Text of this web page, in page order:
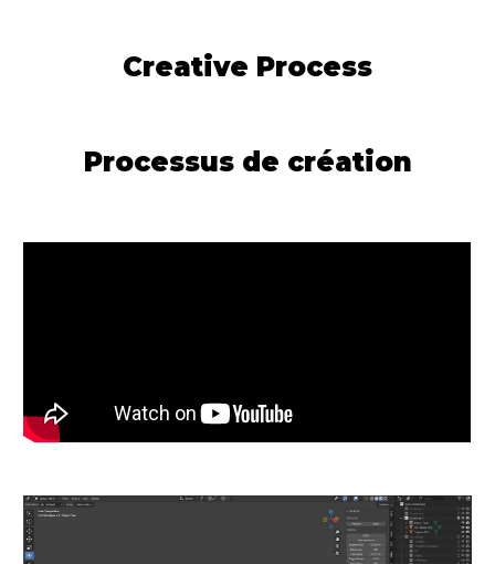
Creative Process
Processus de création